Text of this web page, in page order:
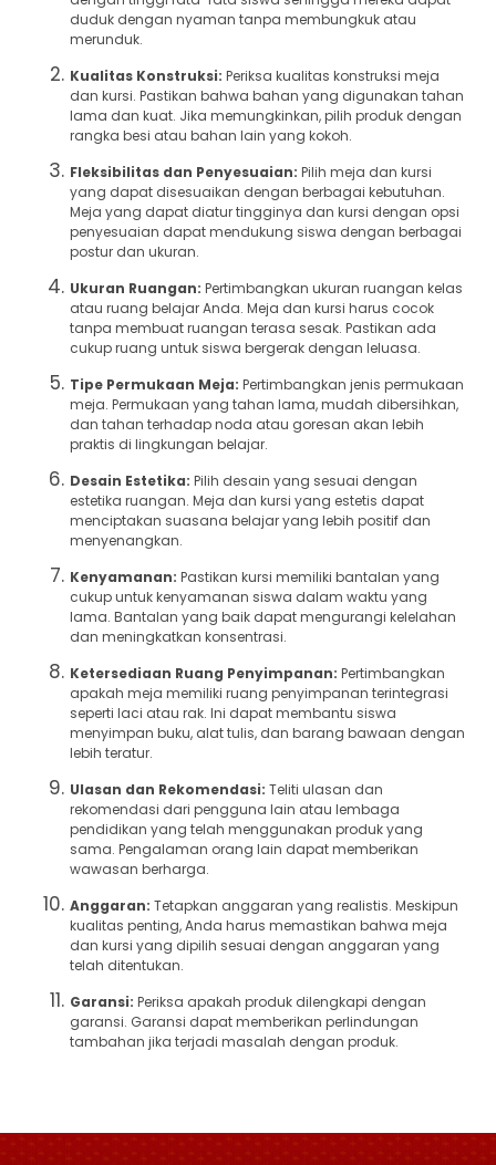
duduk dengan nyaman tanpa membungkuk atau
merunduk.
Kualitas Konstruksi: Periksa kualitas konstruksi meja
dan kursi. Pastikan bahwa bahan yang digunakan tahan
lama dan kuat. Jika memungkinkan, pilih produk dengan
rangka besi atau bahan lain yang kokoh.
Fleksibilitas dan Penyesuaian: Pilih meja dan kursi
yang dapat disesuaikan dengan berbagai kebutuhan.
Meja yang dapat diatur tingginya dan kursi dengan opsi
penyesuaian dapat mendukung siswa dengan berbagai
postur dan ukuran.
Ukuran Ruangan: Pertimbangkan ukuran ruangan kelas
atau ruang belajar Anda. Meja dan kursi harus cocok
tanpa membuat ruangan terasa sesak. Pastikan ada
cukup ruang untuk siswa bergerak dengan leluasa.
Tipe Permukaan Meja: Pertimbangkan jenis permukaan
meja. Permukaan yang tahan lama, mudah dibersihkan,
dan tahan terhadap noda atau goresan akan lebih
praktis di lingkungan belajar.
Desain Estetika: Pilih desain yang sesuai dengan
estetika ruangan. Meja dan kursi yang estetis dapat
menciptakan suasana belajar yang lebih positif dan
menyenangkan.
Kenyamanan: Pastikan kursi memiliki bantalan yang
cukup untuk kenyamanan siswa dalam waktu yang
lama. Bantalan yang baik dapat mengurangi kelelahan
dan meningkatkan konsentrasi.
Ketersediaan Ruang Penyimpanan: Pertimbangkan
apakah meja memiliki ruang penyimpanan terintegrasi
seperti laci atau rak. Ini dapat membantu siswa
menyimpan buku, alat tulis, dan barang bawaan dengan
lebih teratur.
Ulasan dan Rekomendasi: Teliti ulasan dan
rekomendasi dari pengguna lain atau lembaga
pendidikan yang telah menggunakan produk yang
sama. Pengalaman orang lain dapat memberikan
wawasan berharga.
Anggaran: Tetapkan anggaran yang realistis. Meskipun
kualitas penting, Anda harus memastikan bahwa meja
dan kursi yang dipilih sesuai dengan anggaran yang
telah ditentukan.
Garansi: Periksa apakah produk dilengkapi dengan
garansi. Garansi dapat memberikan perlindungan
tambahan jika terjadi masalah dengan produk.